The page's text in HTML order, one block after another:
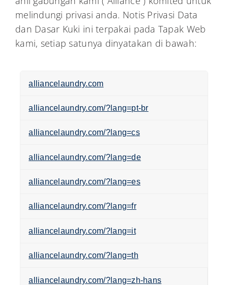
My Alliance
melindungi privasi anda. Notis Privasi Data
dan Dasar Kuki ini terpakai pada Tapak Web
kami, setiap satunya dinyatakan di bawah:
alliancelaundry.com
alliancelaundry.com/?lang=pt-br
alliancelaundry.com/?lang=cs
alliancelaundry.com/?lang=de
alliancelaundry.com/?lang=es
alliancelaundry.com/?lang=fr
alliancelaundry.com/?lang=it
alliancelaundry.com/?lang=th
alliancelaundry.com/?lang=zh-hans